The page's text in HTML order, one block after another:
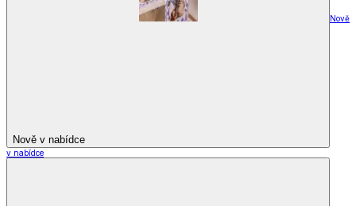
Nově v nabídce
Nově
v nabídce